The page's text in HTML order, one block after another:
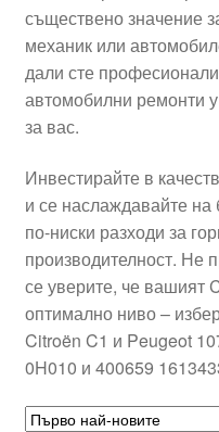
Процедура за
Разгледайте
Транспорт
съществено значение
механик или
дали сте
автомобилни ремонти
за вас.
Инвестирайте в
и се наслаждавайте
по-ниски разходи за
производителност. Не
се уверите, че вашият
оптимално ниво –
Citroën C1 и Peugeot
0H010 и 400659